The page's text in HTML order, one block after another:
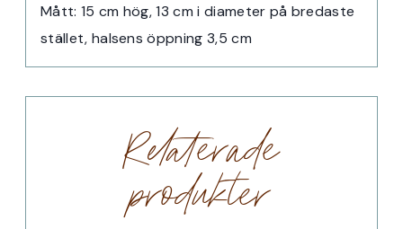
Mått: 15 cm hög, 13 cm i diameter på bredaste
stället, halsens öppning 3,5 cm
Relaterade
produkter